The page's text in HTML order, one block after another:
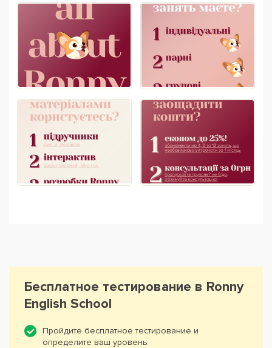
Бесплатное тестирование в Ronny
English School
Пройдите бесплатное тестирование и
определите ваш уровень